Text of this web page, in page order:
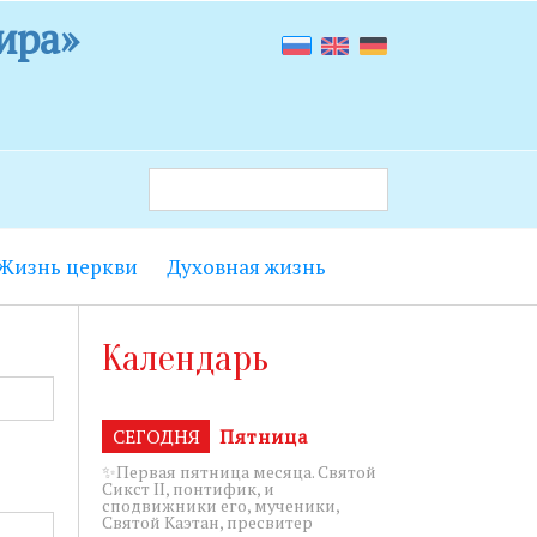
церкви Духовная жизнь
Календарь
СЕГОДНЯ Пятница
✨Первая пятница месяца. Святой
Сикст II, понтифик, и
сподвижники его, мученики,
Святой Каэтан, пресвитер
9.00 до
лестницы с
до 19.00.